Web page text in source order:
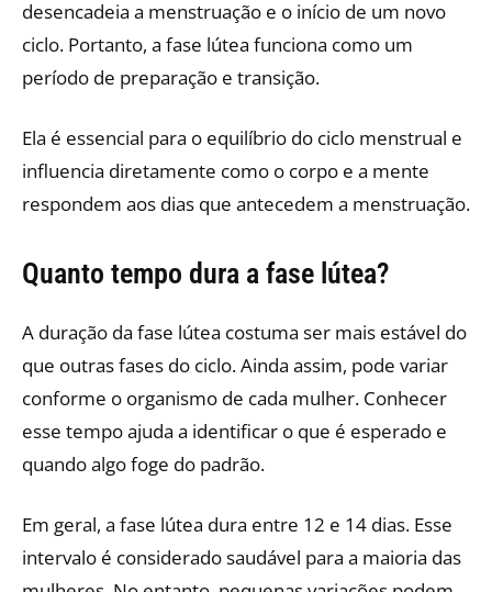
desencadeia a menstruação e o início de um novo
ciclo. Portanto, a fase lútea funciona como um
período de preparação e transição.
Ela é essencial para o equilíbrio do ciclo menstrual e
influencia diretamente como o corpo e a mente
respondem aos dias que antecedem a menstruação.
Quanto tempo dura a fase lútea?
A duração da fase lútea costuma ser mais estável do
que outras fases do ciclo. Ainda assim, pode variar
conforme o organismo de cada mulher. Conhecer
esse tempo ajuda a identificar o que é esperado e
quando algo foge do padrão.
Em geral, a fase lútea dura entre 12 e 14 dias. Esse
intervalo é considerado saudável para a maioria das